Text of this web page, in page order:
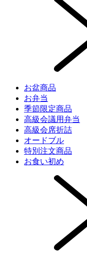
お盆商品
お弁当
季節限定商品
高級会議用弁当
高級会席折詰
オードブル
特別注文商品
お食い初め